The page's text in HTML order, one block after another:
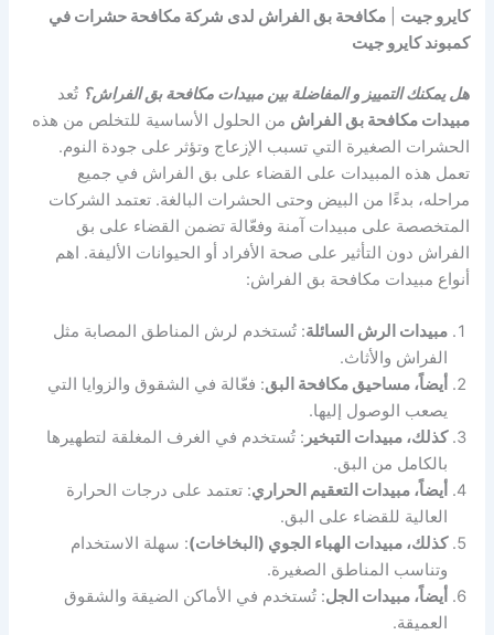
كايرو جيت |مكافحة بق الفراش لدى شركة مكافحة حشرات في
كمبوند كايرو جيت
هل يمكنك التمييز و المفاضلة بين مبيدات مكافحة بق الفراش؟ تُعد
مبيدات مكافحة بق الفراش من الحلول الأساسية للتخلص من هذه
الحشرات الصغيرة التي تسبب الإزعاج وتؤثر على جودة النوم.
تعمل هذه المبيدات على القضاء على بق الفراش في جميع
مراحله، بدءًا من البيض وحتى الحشرات البالغة. تعتمد الشركات
المتخصصة على مبيدات آمنة وفعّالة تضمن القضاء على بق
الفراش دون التأثير على صحة الأفراد أو الحيوانات الأليفة. اهم
أنواع مبيدات مكافحة بق الفراش:
مبيدات الرش السائلة: تُستخدم لرش المناطق المصابة مثل
الفراش والأثاث.
أيضاً، مساحيق مكافحة البق: فعّالة في الشقوق والزوايا التي
يصعب الوصول إليها.
كذلك، مبيدات التبخير : تُستخدم في الغرف المغلقة لتطهيرها
بالكامل من البق.
أيضاً، مبيدات التعقيم الحراري: تعتمد على درجات الحرارة
العالية للقضاء على البق.
كذلك، مبيدات الهباء الجوي (البخاخات): سهلة الاستخدام
وتناسب المناطق الصغيرة.
أيضاً، مبيدات الجل: تُستخدم في الأماكن الضيقة والشقوق
العميقة.